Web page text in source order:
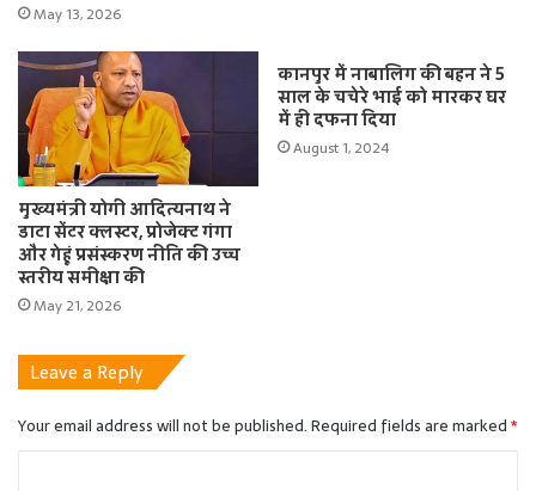
May 13, 2026
मुख्यमंत्री योगी आदित्यनाथ ने
डाटा सेंटर क्लस्टर, प्रोजेक्ट गंगा
और गेहूं प्रसंस्करण नीति की उच्च
स्तरीय समीक्षा की
May 21, 2026
कानपुर में नाबालिग की बहन ने 5
साल के चचेरे भाई को मारकर घर
में ही दफना दिया
August 1, 2024
Leave a Reply
Your email address will not be published.Required fields are marked*